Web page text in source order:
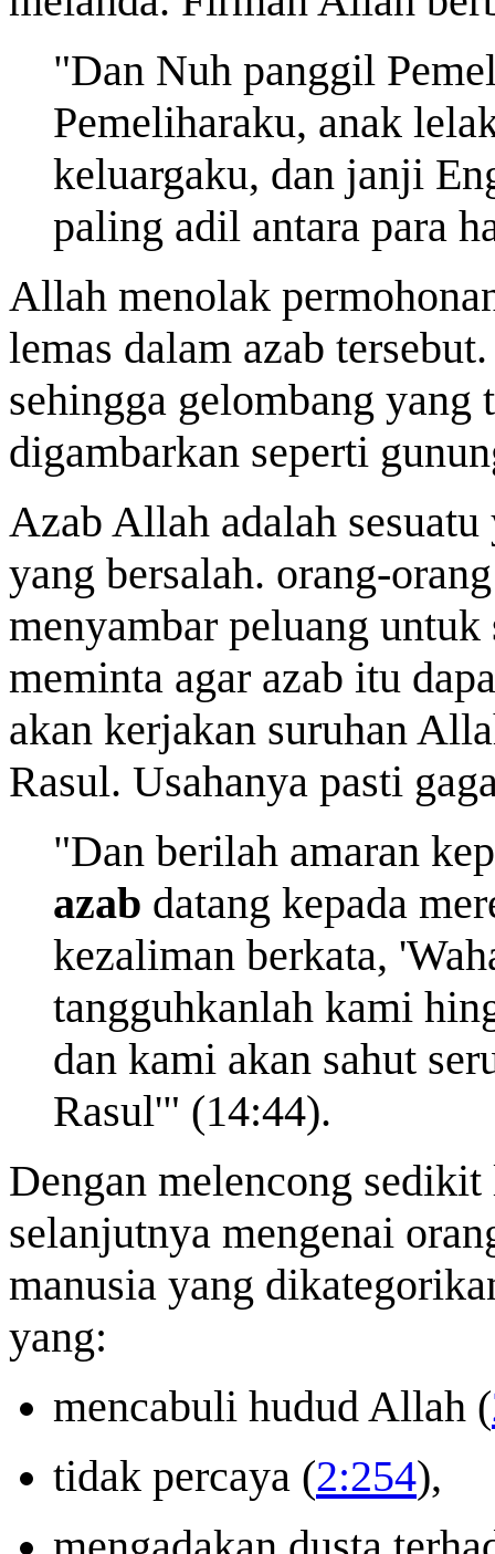
"Dan Nuh panggil
Pemeliharaku, anak
keluargaku, dan janji
paling adil antara para
Allah menolak
lemas dalam azab
sehingga gelombang
digambarkan seperti
Azab Allah adalah
yang bersalah. orang-
menyambar peluang
meminta agar azab itu
akan kerjakan suruhan
Rasul. Usahanya pasti
"Dan berilah amaran
azab datang kepada
kezaliman berkata,
tangguhkanlah kami
dan kami akan sahut
Rasul'" (14:44).
Dengan melencong
selanjutnya mengenai
manusia yang
yang:
mencabuli hudud Allah (
tidak percaya (2:254),